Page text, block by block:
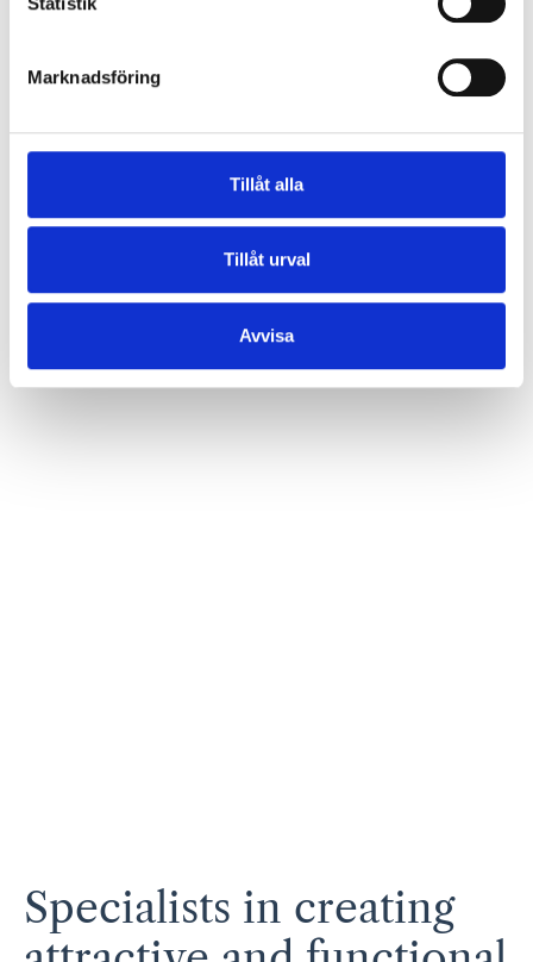
Marknadsföring
Tillåt alla
Tillåt urval
Avvisa
Specialists in creating